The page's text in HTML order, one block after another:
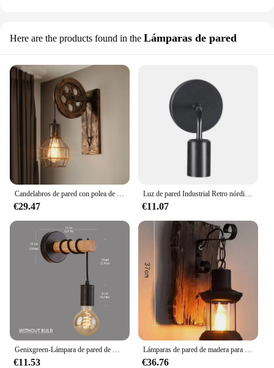
Here are the products found in the Lámparas de pared
€29.47
Luz de pared Industrial Retro nórdica E27, luz decorativa de hierro de madera 85-265V para interiores, estudio, pasillo, dormitorio, sala de estar
€11.07
€11.53 €36.76